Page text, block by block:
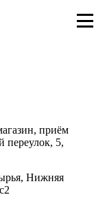
приём
переулок, 5,
Нижняя